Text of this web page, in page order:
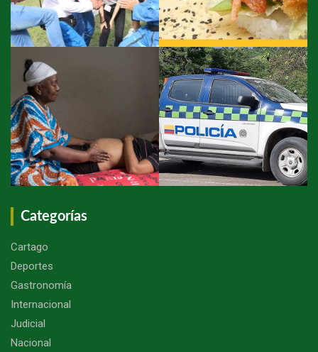
Categorías
Cartago
Deportes
Gastronomía
Internacional
Judicial
Nacional